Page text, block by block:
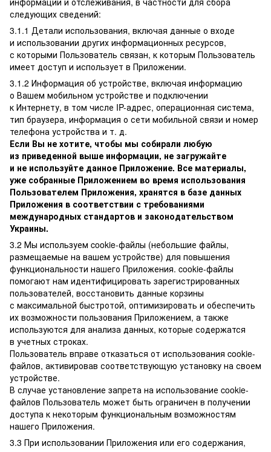
следующих сведений:
3.1.1 Детали использования, включая данные о входе
и использовании других информационных ресурсов,
с которыми Пользователь связан, к которым Пользователь
имеет доступ и использует в Приложении.
3.1.2 Информация об устройстве, включая информацию
о Вашем мобильном устройстве и подключении
к Интернету, в том числе IP-адрес, операционная система,
тип браузера, информация о сети мобильной связи и номер
телефона устройства и т. д.
Если Вы не хотите, чтобы мы собирали любую
из приведенной выше информации, не загружайте
и не используйте данное Приложение. Все материалы,
уже собранные Приложением во время использования
Пользователем Приложения, хранятся в базе данных
Приложения в соответствии с требованиями
международных стандартов и законодательством
Украины.
3.2 Мы используем cookie-файлы (небольшие файлы,
размещаемые на вашем устройстве) для повышения
функциональности нашего Приложения. cookie-файлы
помогают нам идентифицировать зарегистрированных
пользователей, восстановить данные корзины
с максимальной быстротой, оптимизировать и обеспечить
их возможности пользования Приложением, а также
используются для анализа данных, которые содержатся
в учетных строках.
Пользователь вправе отказаться от использования cookie-
файлов, активировав соответствующую установку на своем
устройстве.
В случае установление запрета на использование cookie-
файлов Пользователь может быть ограничен в получении
доступа к некоторым функциональным возможностям
нашего Приложения.
3.3 При использовании Приложения или его содержания,